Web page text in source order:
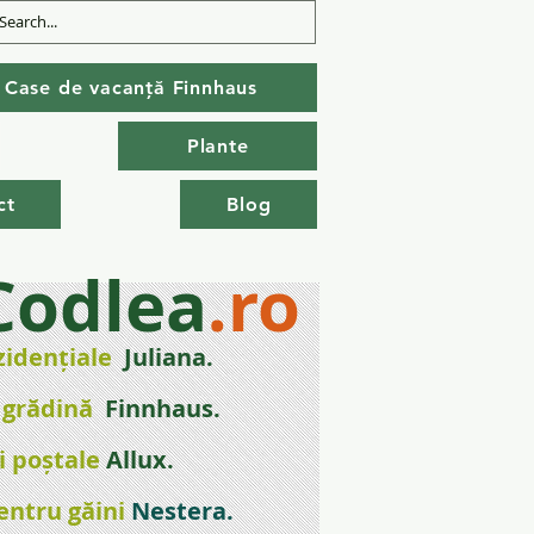
Case de vacanță Finnhaus
Plante
Blog
.ro
e Juliana.
ădină Finnhaus.
poștaleAllux.
găiniNestera.